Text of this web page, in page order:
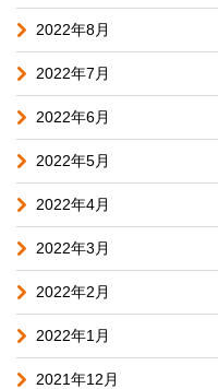
2022年8月
2022年7月
2022年6月
2022年5月
2022年4月
2022年3月
2022年2月
2022年1月
2021年12月